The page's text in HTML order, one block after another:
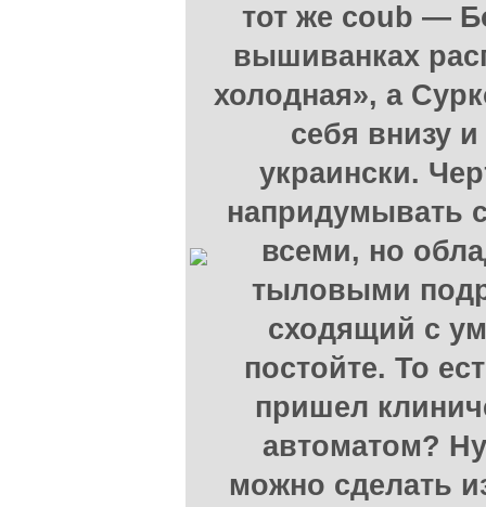
тот же coub —
вышиванках
холодная», а
себя внизу
украински.
напридумывать
всеми, но
тыловыми
сходящий с
постойте. То
пришел
автоматом?
можно сделать